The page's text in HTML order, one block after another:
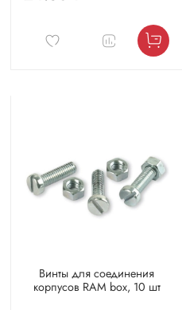
Винты для соединения
корпусов RAM box, 10 шт